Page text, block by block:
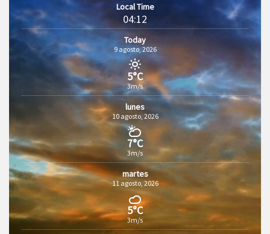
Local Time
04:12
Today
9 agosto, 2026
5°C
3m/s
lunes
10 agosto, 2026
7°C
3m/s
martes
11 agosto, 2026
5°C
3m/s